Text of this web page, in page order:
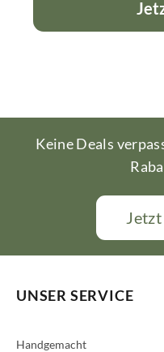
Keine Deals
UNSER SERVICE
Handgemacht